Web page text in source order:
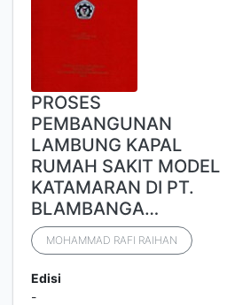
PROSES
PEMBANGUNAN
LAMBUNG KAPAL
RUMAH SAKIT MODEL
KATAMARAN DI PT.
BLAMBANGA…
MOHAMMAD RAFI RAIHAN
Edisi
-